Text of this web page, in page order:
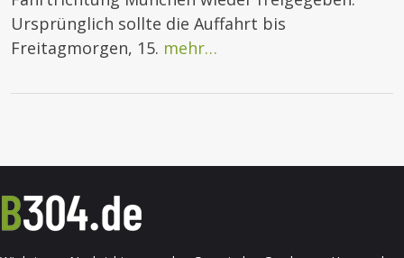
Ursprünglich sollte die Auffahrt bis
Freitagmorgen, 15. mehr…